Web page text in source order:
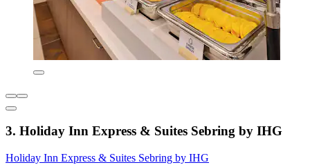
3. Holiday Inn Express & Suites Sebring by IHG
Holiday Inn Express & Suites Sebring by IHG